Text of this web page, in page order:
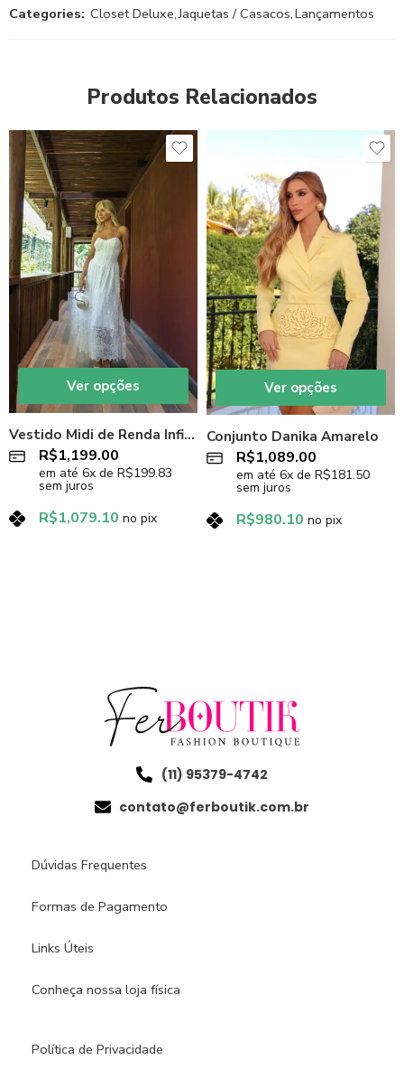
Categories: Closet Deluxe,Jaquetas / Casacos,Lançamentos
Produtos Relacionados
Ver opções
Vestido Midi de Renda Infinity Off-White
R$1,199.00
em até 6x de R$199.83
sem juros
R$1,079.10 no pix
Ver opções
Conjunto Danika Amarelo
R$1,089.00
em até 6x de R$181.50
sem juros
R$980.10 no pix
(11) 95379-4742
contato@ferboutik.com.br
Dúvidas Frequentes
Formas de Pagamento
Links Úteis
Conheça nossa loja física​
Política de Privacidade